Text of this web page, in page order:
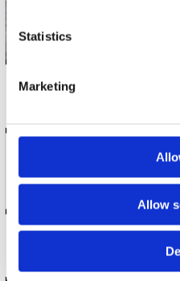
Statistics
Marketing
Allow
ZORN, JOHN
ALEA IACTA